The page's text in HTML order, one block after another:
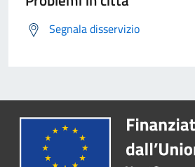
Segnala disservizio